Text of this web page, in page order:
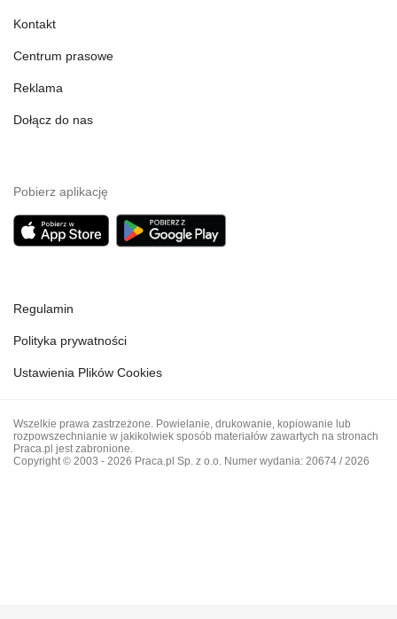
Kontakt
Centrum prasowe
Reklama
Dołącz do nas
Pobierz aplikację
Regulamin
Polityka prywatności
Ustawienia Plików Cookies
Wszelkie prawa zastrzeżone. Powielanie, drukowanie, kopiowanie lub
rozpowszechnianie w jakikolwiek sposób materiałów zawartych na stronach
Praca.pl jest zabronione.
Copyright © 2003 - 2026 Praca.pl Sp. z o.o. Numer wydania: 20674 / 2026